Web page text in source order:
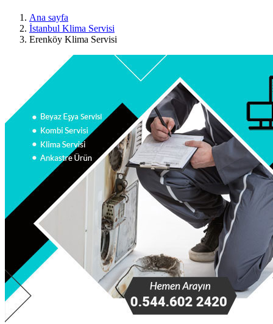
Ana sayfa
İstanbul Klima Servisi
Erenköy Klima Servisi